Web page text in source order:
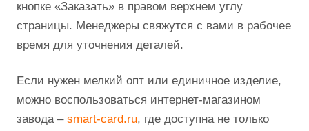
кнопке «Заказать» в правом верхнем углу
страницы. Менеджеры свяжутся с вами в рабочее
время для уточнения деталей.
Если нужен мелкий опт или единичное изделие,
можно воспользоваться интернет-магазином
завода – smart-card.ru, где доступна не только